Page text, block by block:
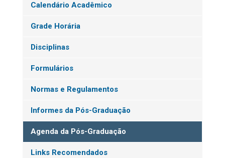
Calendário Acadêmico
Grade Horária
Disciplinas
Formulários
Normas e Regulamentos
Informes da Pós-Graduação
Agenda da Pós-Graduação
Links Recomendados